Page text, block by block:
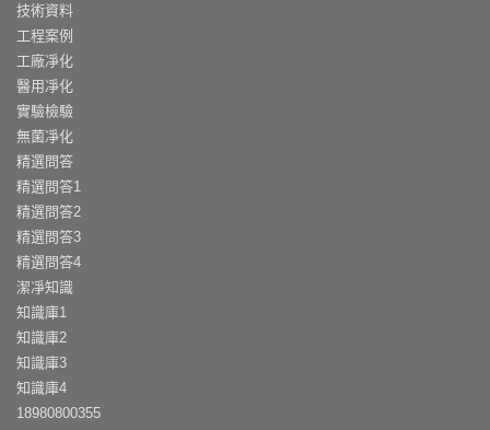
技術資料
工程案例
工廠凈化
醫用凈化
實驗檢驗
無菌凈化
精選問答
精選問答1
精選問答2
精選問答3
精選問答4
潔凈知識
知識庫1
知識庫2
知識庫3
知識庫4
18980800355